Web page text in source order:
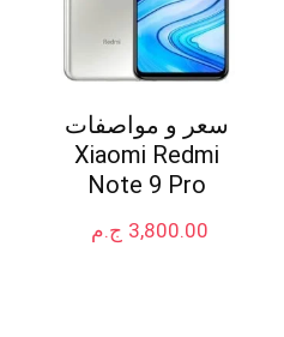
سعر و مواصفات
Xiaomi Redmi
Note 9 Pro
ج.م 3,800.00